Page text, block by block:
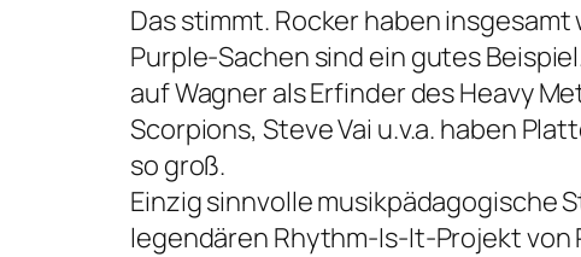
Das stimmt. Rocker haben
Purple-Sachen sind ein gutes
auf Wagner als Erfinder des Heavy
Scorpions, Steve Vai u.v.a. haben
so groß.
Einzig sinnvolle musikpädagogische
legendären Rhythm-Is-It-Projekt von